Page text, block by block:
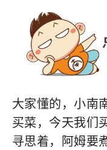
大家懂的，小南
买菜，今天我们
寻思着，阿姆要